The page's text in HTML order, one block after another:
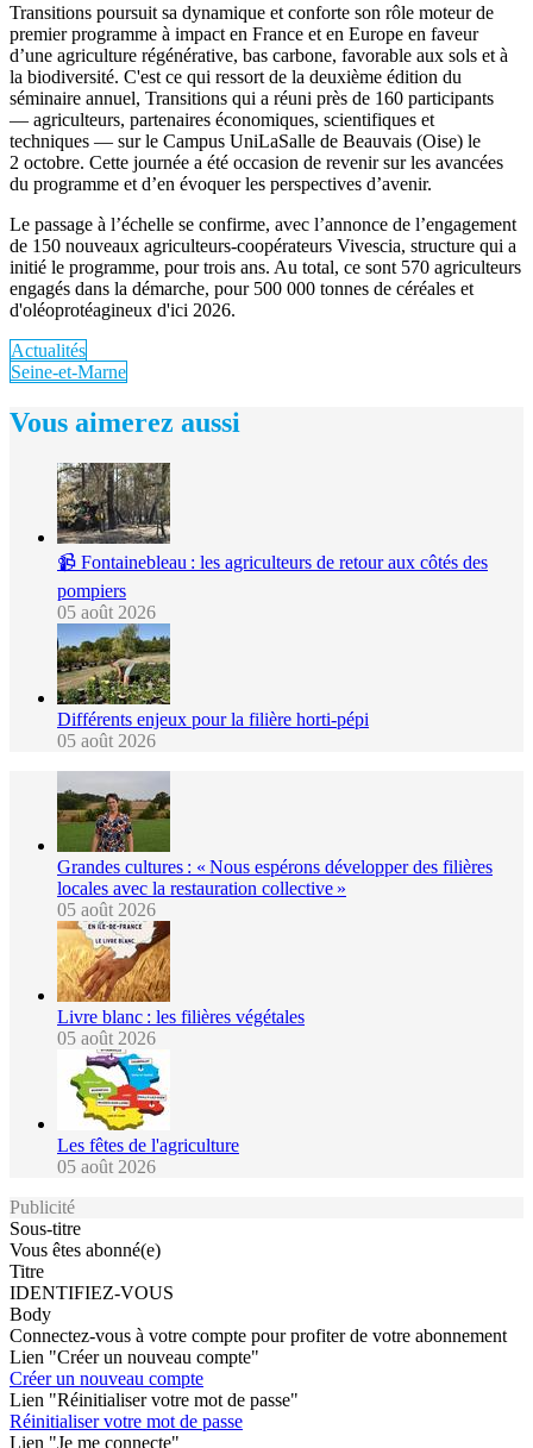
Transitions poursuit sa dynamique et conforte son rôle moteur de
premier programme à impact en France et en Europe en faveur
d’une agriculture régénérative, bas carbone, favorable aux sols et à
la biodiversité. C'est ce qui ressort de la deuxième édition du
séminaire annuel, Transitions qui a réuni près de 160 participants
— agriculteurs, partenaires économiques, scientifiques et
techniques — sur le Campus UniLaSalle de Beauvais (Oise) le
2 octobre. Cette journée a été occasion de revenir sur les avancées
du programme et d’en évoquer les perspectives d’avenir.
Le passage à l’échelle se confirme, avec l’annonce de l’engagement
de 150 nouveaux agriculteurs-coopérateurs Vivescia, structure qui a
initié le programme, pour trois ans. Au total, ce sont 570 agriculteurs
engagés dans la démarche, pour 500 000 tonnes de céréales et
d'oléoprotéagineux d'ici 2026.
Actualités
Seine-et-Marne
Vous aimerez aussi
📹 Fontainebleau : les agriculteurs de retour aux côtés des
pompiers
05 août 2026
Différents enjeux pour la filière horti-pépi
05 août 2026
Grandes cultures : « Nous espérons développer des filières
locales avec la restauration collective »
05 août 2026
Livre blanc : les filières végétales
05 août 2026
Les fêtes de l'agriculture
05 août 2026
Publicité
Sous-titre
Vous êtes abonné(e)
Titre
IDENTIFIEZ-VOUS
Body
Connectez-vous à votre compte pour profiter de votre abonnement
Lien "Créer un nouveau compte"
Créer un nouveau compte
Lien "Réinitialiser votre mot de passe"
Réinitialiser votre mot de passe
Lien "Je me connecte"